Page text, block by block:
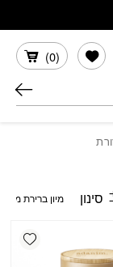
(
0
)
הרשימה שלי
סינון